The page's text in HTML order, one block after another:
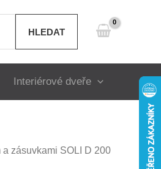
HLEDAT
Interiérové dveře
zásuvkami SOLI D 200